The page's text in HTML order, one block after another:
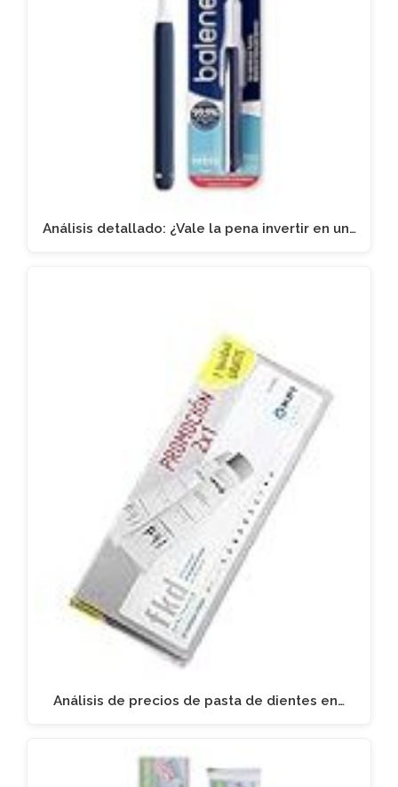
Análisis detallado: ¿Vale la pena invertir en un…
Análisis de precios de pasta de dientes en…